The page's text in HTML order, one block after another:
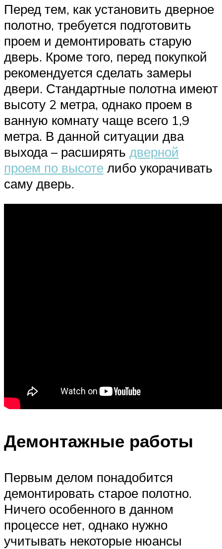
Перед тем, как установить дверное
полотно, требуется подготовить
проем и демонтировать старую
дверь. Кроме того, перед покупкой
рекомендуется сделать замеры
двери. Стандартные полотна имеют
высоту 2 метра, однако проем в
ванную комнату чаще всего 1,9
метра. В данной ситуации два
выхода – расширять дверной
проем по высоте либо укорачивать
саму дверь.
Демонтажные работы
Первым делом понадобится
демонтировать старое полотно.
Ничего особенного в данном
процессе нет, однако нужно
учитывать некоторые нюансы